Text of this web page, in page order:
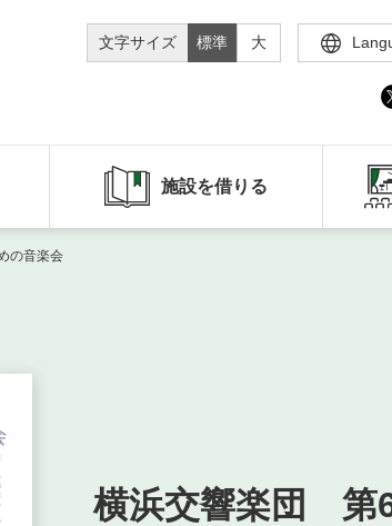
文字サイズ 標準 大
施設を借りる
の音楽会
横浜交響楽団 第